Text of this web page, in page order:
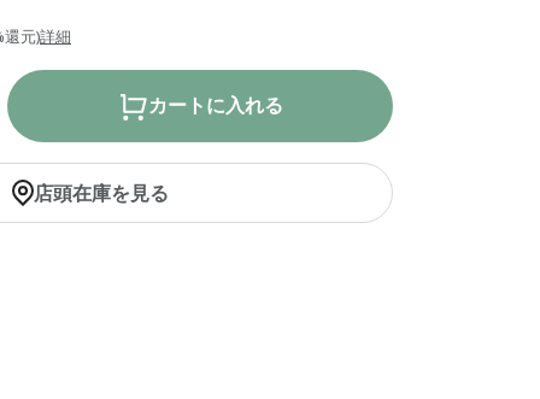
還元)詳細
カートに入れる
店頭在庫を見る